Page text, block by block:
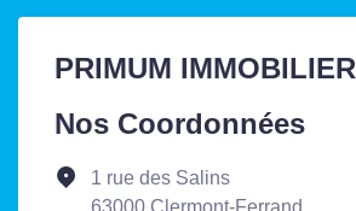
PRIMUM IMMOBILIER
Nos Coordonnées
1 rue des Salins
63000 Clermont-Ferrand